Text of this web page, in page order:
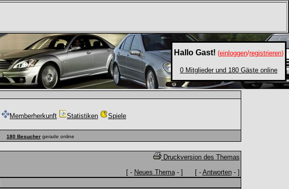
Hallo Gast! (einloggen/registrieren)
0 Mitglieder und 180 Gäste online
Memberherkunft Statistiken Spiele
180 Besucher gerade online
Druckversion des Themas
[ - Neues Thema- ] [ - Antworten- ]